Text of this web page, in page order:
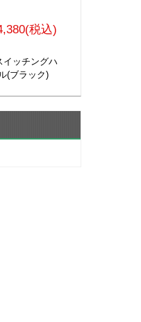
税込)
イッチングハ
ブラック)